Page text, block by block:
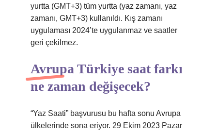
yurtta (GMT+3) tüm yurtta (yaz zamanı, yaz
zamanı, GMT+3) kullanıldı. Kış zamanı
uygulaması 2024’te uygulanmaz ve saatler
geri çekilmez.
Avrupa Türkiye saat farkı
ne zaman değişecek?
“Yaz Saati” başvurusu bu hafta sonu Avrupa
ülkelerinde sona eriyor. 29 Ekim 2023 Pazar